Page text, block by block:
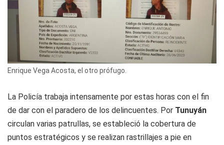
Enrique Vega Acosta, el otro prófugo.
La Policía trabaja intensamente por estas horas con el fin
de dar con el paradero de los delincuentes. Por Tunuyán
circulan varias patrullas, se estableció la cobertura de
puntos estratégicos y se realizan rastrillajes a pie en